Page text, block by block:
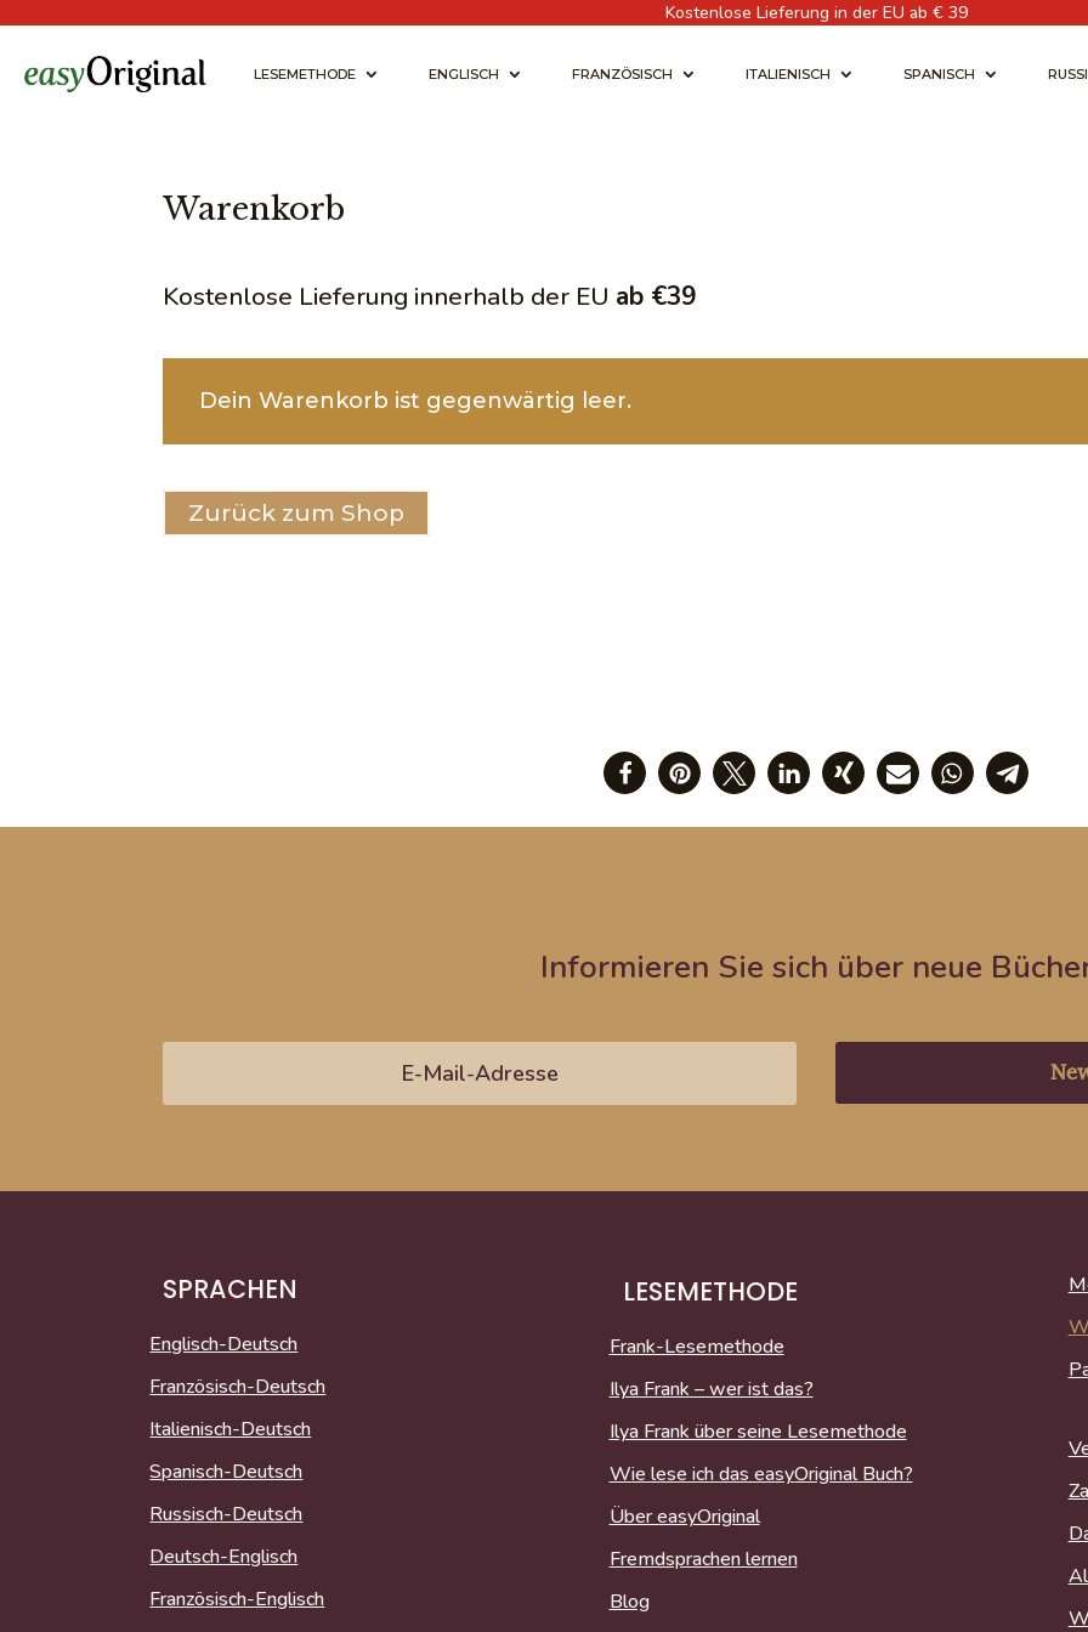
Kostenlose Lieferung in der EU ab € 39
LESEMETHODE ENGLISCH FRANZÖSISCH ITALIENISCH SPANISCH
Warenkorb
Kostenlose Lieferung innerhalb der EU ab €39
Dein Warenkorb ist gegenwärtig leer.
Zurück zum Shop
Informieren Sie sich über neue
SPRACHEN
Englisch-Deutsch
Französisch-Deutsch
Italienisch-Deutsch
Spanisch-Deutsch
Russisch-Deutsch
Deutsch-Englisch
Französisch-Englisch
LESEMETHODE
Frank-Lesemethode
Ilya Frank – wer ist das?
Ilya Frank über seine Lesemethode
Wie lese ich das easyOriginal Buch?
Über easyOriginal
Fremdsprachen lernen
Blog